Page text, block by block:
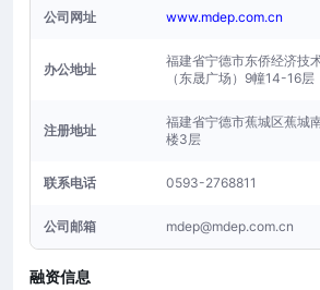
公司网址 www.mdep.com.cn
办公地址
福建省宁德市东侨经济技
（东晟广场）9幢14-16层
注册地址
福建省宁德市蕉城区蕉城
楼3层
联系电话 0593-2768811
公司邮箱 mdep@mdep.com.cn
融资信息